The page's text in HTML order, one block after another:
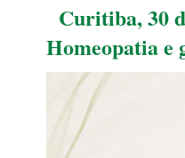
Curitiba, 30
Homeopatia e